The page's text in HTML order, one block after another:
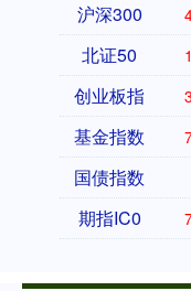
沪深300
北证50
创业板指
基金指数
国债指数
期指IC0